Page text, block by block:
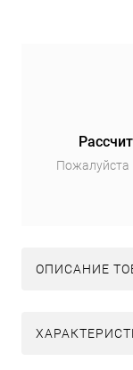
Пожалуйста
ОПИСАНИЕ